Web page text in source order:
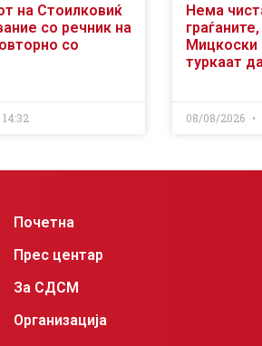
на Стоилковиќ
со речник на
со
14:32
Нема
Мицкоски
туркаат
08/08/2026
Почетна
Прес центар
За СДСМ
Организација